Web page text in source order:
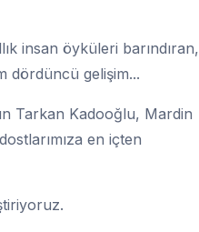
insan öyküleri barındıran,
dördüncü gelişim...
Tarkan Kadooğlu, Mardin
en içten